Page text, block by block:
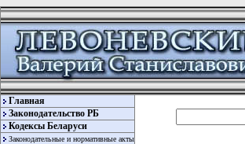
Главная
Законодательство РБ
Кодексы Беларуси
Законодательные и нормативные акты